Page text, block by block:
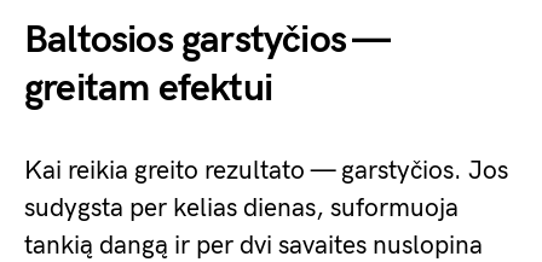
Baltosios garstyčios —
greitam efektui
Kai reikia greito rezultato — garstyčios. Jos
sudygsta per kelias dienas, suformuoja
tankią dangą ir per dvi savaites nuslopina